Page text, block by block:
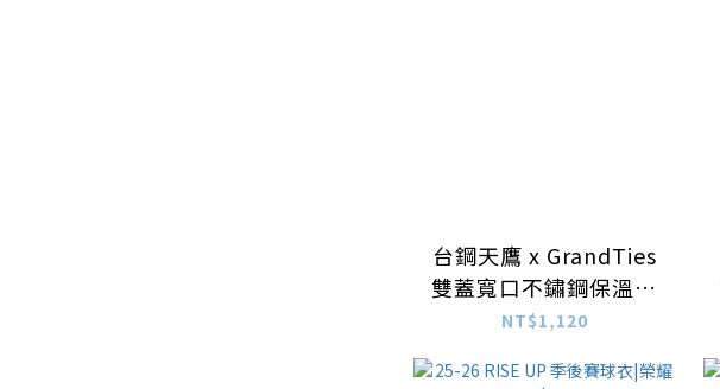
台鋼天鷹 x GrandTies
雙蓋寬口不鏽鋼保溫瓶
946mL– 經典LOGO款
NT$1,120